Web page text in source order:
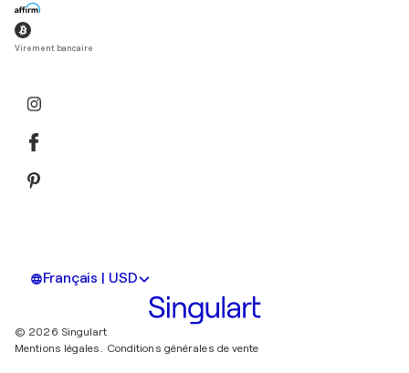
Virement bancaire
Français | USD
© 2026 Singulart
Mentions légales. Conditions générales de vente